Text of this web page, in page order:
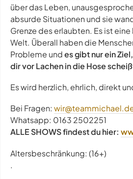
über das Leben,
absurde Situationen und sie
Grenze des erlaubten. Es ist
Welt. Überall haben die
Probleme undes gibt nur ein
dir vor Lachen in die Hose
Es wird herzlich, ehrlich, direkt
Bei Fragen:
Whatsapp: 0163 2502251
ALLE SHOWS findest du hier:
Altersbeschränkung: (16+)
.